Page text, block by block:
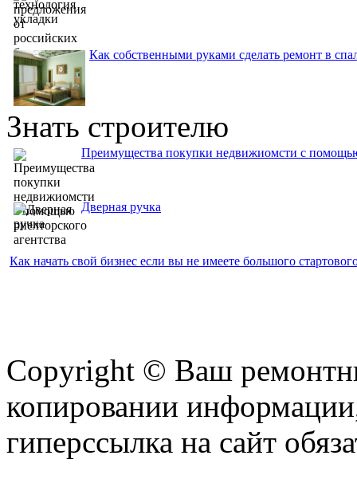
Как собственными руками сделать ремонт в
Знать строителю
Преимущества покупки недвижиомсти с помощью
Дверная ручка
Как начать свой бизнес если вы не имеете большого
Copyright © Ваш
копировании
гиперссылка на сайт